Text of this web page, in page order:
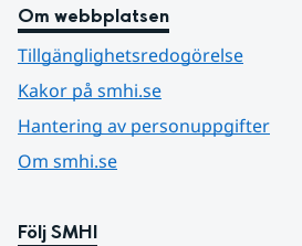
Om webbplatsen
Tillgänglighetsredogörelse
Kakor på smhi.se
Hantering av personuppgifter
Om smhi.se
Följ SMHI